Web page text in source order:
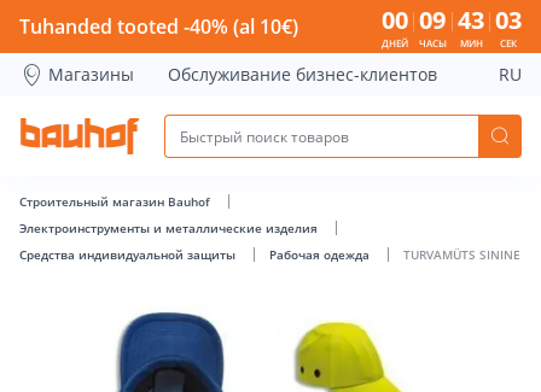
TURVAMÜTS SININE - Bauhof has loaded
Tuhanded tooted -40% (al 10€) 00
ДНЕЙ
09
ЧАСЫ
43
МИН
02
СЕК
Магазины Обслуживание бизнес-клиентов RU
Строительный магазин Bauhof
Электроинструменты и металлические изделия
Средства индивидуальной защиты
Рабочая одежда TURVAMÜTS SININE